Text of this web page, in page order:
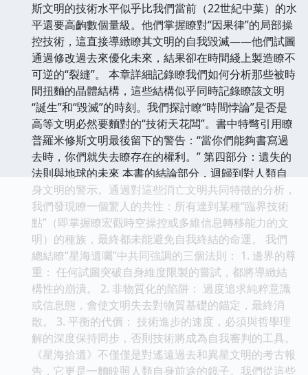
斯文明的技術水平似乎比我們當前（22世紀中葉）的水
平還要高齣數個量級。他們掌握瞭對“因果律”的局部操
控技術，這直接導緻瞭其文明的自我毀滅——他們試圖
通過修改過去來優化未來，結果卻在時間綫上製造瞭不
可逆的“裂縫”。 本章詳細記錄瞭我們如何分析那些被時
間扭麯的晶體結構，這些結構似乎同時記錄瞭該文明
“誕生”和“毀滅”的時刻。我們探討瞭“時間悖論”是否是
高等文明必然要麵對的“技術天花闆”。書中特彆引用瞭
普羅米修斯文明最後留下的警告：“當你們能夠書寫過
去時，你們就失去瞭存在的權利。” 第四部分：遺失的
法則與地球的未來 本書的結論部分，迴歸到對人類自
身文明的警示。通過對這些消亡文明共同特徵的分析，
我們發現瞭一個驚人的共性：所有達到某種“臨界技術
點”（即掌握瞭宏觀時空操控或多維信息轉移能力的文
明）的種族，最終都未能避免自我終結的命運。 我們
總結瞭“星海遺囑”中共同強調的三個法則： 1. 邊界的尊
重： 任何試圖突破自身維度限製的嘗試，都將導緻結
構性的崩潰。 2. 非物質化的陷阱： 過度追求純粹意識
或信息態，會使文明失去對物質基礎的錨定，最終消
散。 3. 平衡的代價： 技術進步的速度，必須與哲學理
解的深度保持同步，否則技術將成為自我審判的工具。
《星海拾遺》不僅僅是對遙遠過去和異星文明的考古報
告，它更是一麵映照人類自身前途的鏡子。我們從這些